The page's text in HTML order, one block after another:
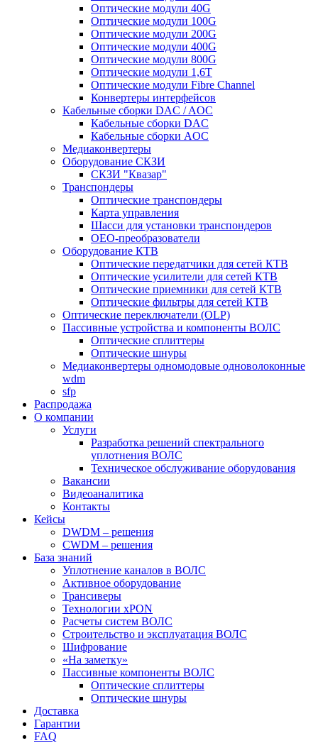
Оптические модули 40G
Оптические модули 100G
Оптические модули 200G
Оптические модули 400G
Оптические модули 800G
Оптические модули 1,6T
Оптические модули Fibre Channel
Конвертеры интерфейсов
Кабельные сборки DAC / AOC
Кабельные сборки DAC
Кабельные сборки AOC
Медиаконвертеры
Оборудование СКЗИ
СКЗИ "Квазар"
Транспондеры
Оптические транспондеры
Карта управления
Шасси для установки транспондеров
OEO-преобразователи
Оборудование КТВ
Оптические передатчики для сетей КТВ
Оптические усилители для сетей КТВ
Оптические приемники для сетей КТВ
Оптические фильтры для сетей КТВ
Оптические переключатели (OLP)
Пассивные устройства и компоненты ВОЛС
Оптические сплиттеры
Оптические шнуры
Медиаконвертеры одномодовые одноволоконные
wdm
sfp
Распродажа
О компании
Услуги
Разработка решений спектрального
уплотнения ВОЛС
Техническое обслуживание оборудования
Вакансии
Видеоаналитика
Контакты
Кейсы
DWDM – решения
CWDM – решения
База знаний
Уплотнение каналов в ВОЛС
Активное оборудование
Трансиверы
Технологии xPON
Расчеты систем ВОЛС
Строительство и эксплуатация ВОЛС
Шифрование
«На заметку»
Пассивные компоненты ВОЛС
Оптические сплиттеры
Оптические шнуры
Доставка
Гарантии
FAQ